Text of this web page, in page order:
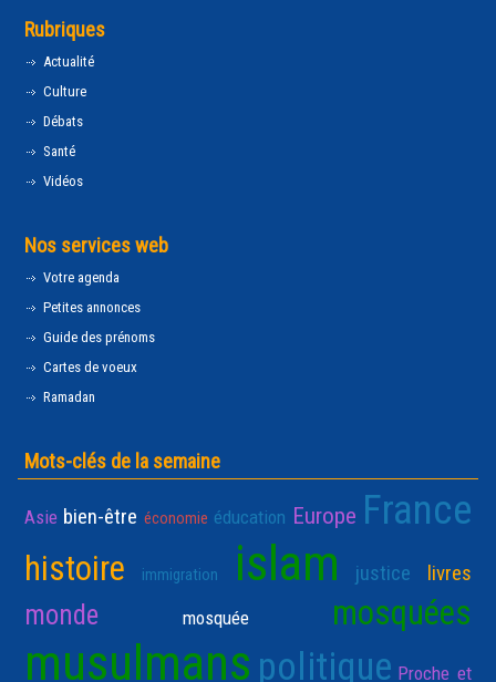
Rubriques
Actualité
Culture
Débats
Santé
Vidéos
Nos services web
Votre agenda
Petites annonces
Guide des prénoms
Cartes de voeux
Ramadan
Mots-clés de la semaine
Asie bien-être économie éducation Europe France
histoire immigration islam justice livres
monde mosquée mosquées
musulmans politique Proche et